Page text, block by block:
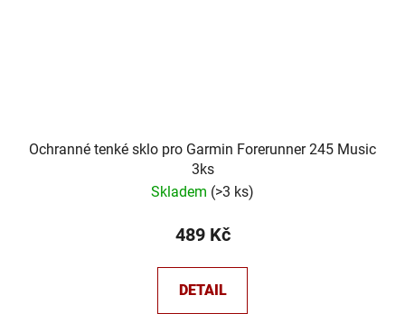
Ochranné tenké sklo pro Garmin Forerunner 245 Music
3ks
Skladem (>3 ks)
489 Kč
DETAIL